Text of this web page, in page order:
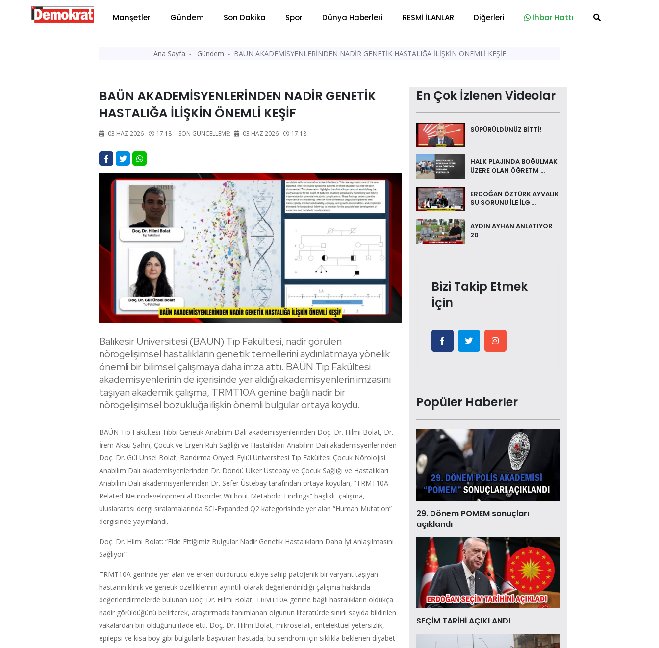
Manşetler Gündem Son Dakika Spor Dünya Haberleri RESMİ İLANLAR Diğerleri İhbar Hattı
Ana Sayfa Gündem BAÜN AKADEMİSYENLERİNDEN NADİR GENETİK HASTALIĞA İLİŞKİN ÖNEMLİ KEŞİF
BAÜN AKADEMİSYENLERİNDEN NADİR GENETİK
HASTALIĞA İLİŞKİN ÖNEMLİ KEŞİF
03 HAZ 2026 - 17:18 SON GÜNCELLEME: 03 HAZ 2026 - 17:18
Balıkesir Üniversitesi (BAÜN) Tıp Fakültesi, nadir görülen
nörogelişimsel hastalıkların genetik temellerini aydınlatmaya yönelik
önemli bir bilimsel çalışmaya daha imza attı. BAÜN Tıp Fakültesi
akademisyenlerinin de içerisinde yer aldığı akademisyenlerin imzasını
taşıyan akademik çalışma, TRMT10A genine bağlı nadir bir
nörogelişimsel bozukluğa ilişkin önemli bulgular ortaya koydu.
BAÜN Tıp Fakültesi Tıbbi Genetik Anabilim Dalı akademisyenlerinden Doç. Dr. Hilmi Bolat, Dr.
İrem Aksu Şahin, Çocuk ve Ergen Ruh Sağlığı ve Hastalıkları Anabilim Dalı akademisyenlerinden
Doç. Dr. Gül Ünsel Bolat, Bandırma Onyedi Eylül Üniversitesi Tıp Fakültesi Çocuk Nörolojisi
Anabilim Dalı akademisyenlerinden Dr. Döndü Ülker Üstebay ve Çocuk Sağlığı ve Hastalıkları
Anabilim Dalı akademisyenlerinden Dr. Sefer Üstebay tarafından ortaya koyulan, “TRMT10A-
Related Neurodevelopmental Disorder Without Metabolic Findings” başlıklı çalışma,
uluslararası dergi sıralamalarında SCI-Expanded Q2 kategorisinde yer alan “Human Mutation”
dergisinde yayımlandı.
Doç. Dr. Hilmi Bolat: “Elde Ettiğimiz Bulgular Nadir Genetik Hastalıkların Daha İyi Anlaşılmasını
Sağlıyor”
TRMT10A geninde yer alan ve erken durdurucu etkiye sahip patojenik bir varyant taşıyan
hastanın klinik ve genetik özelliklerinin ayrıntılı olarak değerlendirildiği çalışma hakkında
değerlendirmelerde bulunan Doç. Dr. Hilmi Bolat, TRMT10A genine bağlı hastalıkların oldukça
nadir görüldüğünü belirterek, araştırmada tanımlanan olgunun literatürde sınırlı sayıda bildirilen
vakalardan biri olduğunu ifade etti. Doç. Dr. Hilmi Bolat, mikrosefali, entelektüel yetersizlik,
epilepsi ve kısa boy gibi bulgularla başvuran hastada, bu sendrom için sıklıkla beklenen diyabet
En Çok İzlenen Videolar
SÜPÜRÜLDÜNÜZ BİTTİ!
HALK PLAJINDA BOĞULMAK
ÜZERE OLAN ÖĞRETM ...
ERDOĞAN ÖZTÜRK AYVALIK
SU SORUNU İLE İLG ...
AYDIN AYHAN ANLATIYOR
20
Bizi Takip Etmek
İçin
Popüler Haberler
29. Dönem POMEM sonuçları
açıklandı
SEÇİM TARİHİ AÇIKLANDI